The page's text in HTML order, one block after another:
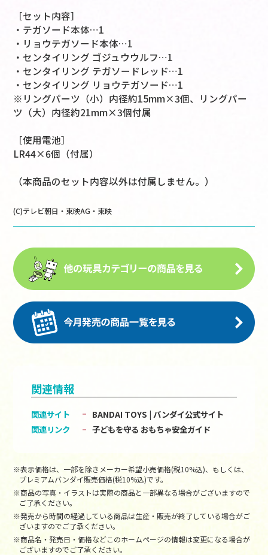
［セット内容］
・テガソード本体…1
・リョウテガソード本体…1
・センタイリング ゴジュウウルフ…1
・センタイリング テガソードレッド…1
・センタイリング リョウテガソード…1
※リングパーツ（小）内径約15mm×3個、リングパー
ツ（大）内径約21mm×3個付属
［使用電池］
LR44×6個（付属）
（本商品のセット内容以外は付属しません。）
(C)テレビ朝日・東映AG・東映
関連情報
関連サイト
BANDAI TOYS | バンダイ公式サイト
関連リンク
子どもを守る おもちゃ安全ガイド
※表示価格は、一部を除きメーカー希望小売価格(税10%込)、もしくは、
プレミアムバンダイ販売価格(税10%込)です。
※商品の写真・イラストは実際の商品と一部異なる場合がございますので
ご了承ください。
※発売から時間の経過している商品は生産・販売が終了している場合がご
ざいますのでご了承ください。
※商品名・発売日・価格などこのホームページの情報は変更になる場合が
ございますのでご了承ください。